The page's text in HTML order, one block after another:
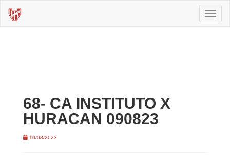
68- CA INSTITUTO X
HURACAN 090823
10/08/2023